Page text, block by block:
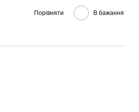
Порівняти В бажання